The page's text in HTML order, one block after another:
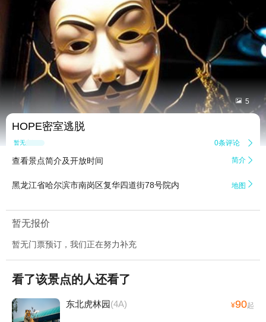
 5
HOPE密室逃脱
暂无点评 0条评论 
查看景点简介及开放时间 简介 
黑龙江省哈尔滨市南岗区复华四道街78号院内 地图 
暂无报价
暂无门票预订，我们正在努力补充
看了该景点的人还看了
东北虎林园(4A) ¥90起